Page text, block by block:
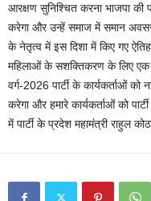
आरक्षण सुनिश्चित करना भाजपा की
करेगा और उन्हें समाज में समान अवसर
के नेतृत्व में इस दिशा में किए गए
महिलाओं के सशक्तिकरण के लिए एक
वर्ग-2026 पार्टी के कार्यकर्ताओं
करेगा और हमारे कार्यकर्ताओं को
में पार्टी के प्रदेश महामंत्री राहुल